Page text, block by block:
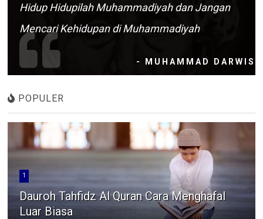
Hidup Hidupilah Muhammadiyah dan Jangan
Mencari Kehidupan di Muhammadiyah
- MUHAMMAD DARWIS
POPULER
1
Dauroh Tahfidz Al Quran Cara Menghafal
Luar Biasa